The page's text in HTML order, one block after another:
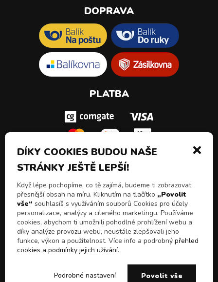
DOPRAVA
PLATBA
SLEDUJ NÁS!
© 2026 Všechna práva vyhrazena
Itálie
nabídky a novinky!
ANO
DÍKY COOKIES BUDOU NAŠE
STRÁNKY JEŠTĚ LEPŠÍ!
Když lépe pochopíme, co tě zajímá, budeme ti zobrazovat
přesnější obsah na míru. Kliknutím na tlačítko „Povolit
vše“ souhlasíš s využíváním souborů Cookies pro účely
personalizace, analýzy a cíleného marketingu. Používáme
cookies, abychom ti umožnili pohodlné prohlížení webu a
díky analýze provozu webu, neustále zlepšovali jeho
funkce, výkon a použitelnost. Více info a podrobný přehled
cookies a podmínky jejich užívání.
Podrobné nastavení Povolit vše